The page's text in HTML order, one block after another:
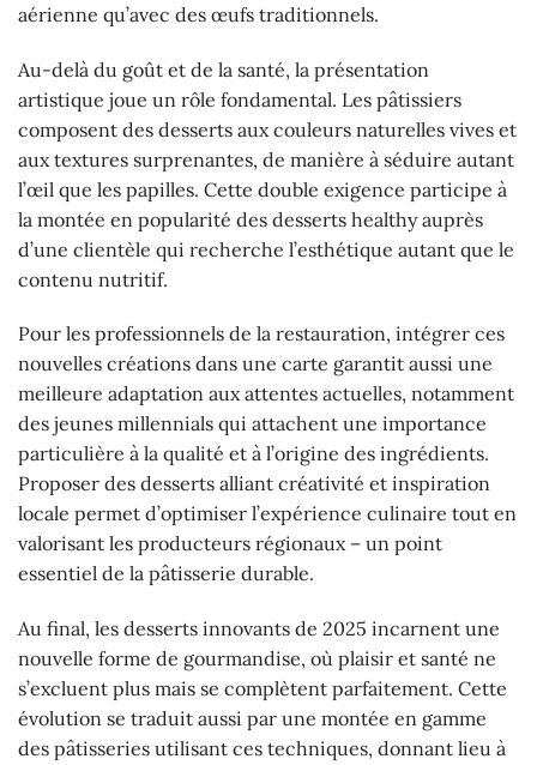
aérienne qu’avec des œufs traditionnels.
Au-delà du goût et de la santé, la présentation
artistique joue un rôle fondamental. Les pâtissiers
composent des desserts aux couleurs naturelles vives et
aux textures surprenantes, de manière à séduire autant
l’œil que les papilles. Cette double exigence participe à
la montée en popularité des desserts healthy auprès
d’une clientèle qui recherche l’esthétique autant que le
contenu nutritif.
Pour les professionnels de la restauration, intégrer ces
nouvelles créations dans une carte garantit aussi une
meilleure adaptation aux attentes actuelles, notamment
des jeunes millennials qui attachent une importance
particulière à la qualité et à l’origine des ingrédients.
Proposer des desserts alliant créativité et inspiration
locale permet d’optimiser l’expérience culinaire tout en
valorisant les producteurs régionaux – un point
essentiel de la pâtisserie durable.
Au final, les desserts innovants de 2025 incarnent une
nouvelle forme de gourmandise, où plaisir et santé ne
s’excluent plus mais se complètent parfaitement. Cette
évolution se traduit aussi par une montée en gamme
des pâtisseries utilisant ces techniques, donnant lieu à